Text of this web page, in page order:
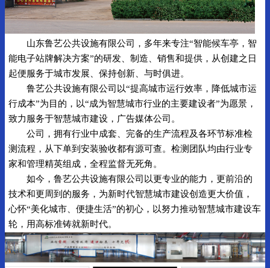
山东鲁艺公共设施有限公司，多年来专注“智能候车亭，智
能电子站牌解决方案”的研发、制造、销售和提供，从创建之日
起便服务于城市发展、保持创新、与时俱进。
鲁艺公共设施有限公司以“提高城市运行效率，降低城市运
行成本”为目的，以“成为智慧城市行业的主要建设者”为愿景，
致力服务于智慧城市建设，广告媒体公司。
公司，拥有行业中成套、完备的生产流程及各环节标准检
测流程，从下单到安装验收都有源可查。检测团队均由行业专
家和管理精英组成，全程监督无死角。
如今，鲁艺公共设施有限公司以更专业的能力，更前沿的
技术和更周到的服务，为新时代智慧城市建设创造更大价值，
心怀“美化城市、便捷生活”的初心，以努力推动智慧城市建设车
轮，用高标准铸就新时代。